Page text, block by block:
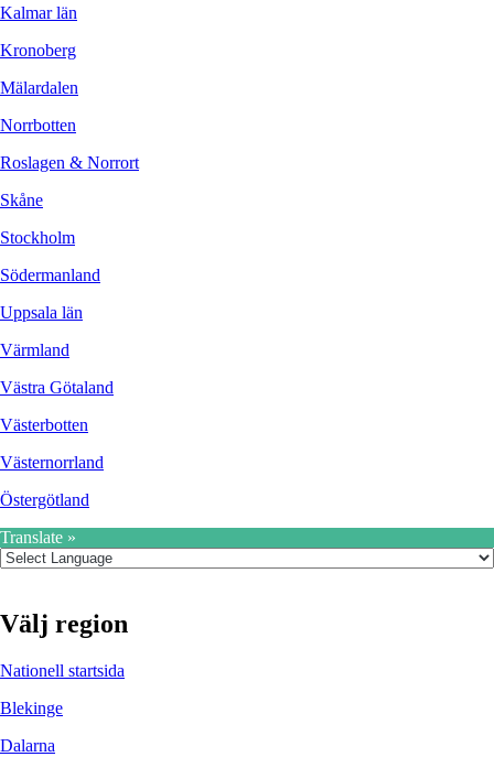
Kalmar län
Kronoberg
Mälardalen
Norrbotten
Roslagen & Norrort
Skåne
Stockholm
Södermanland
Uppsala län
Värmland
Västra Götaland
Västerbotten
Västernorrland
Östergötland
Translate »
Välj region
Nationell startsida
Blekinge
Dalarna